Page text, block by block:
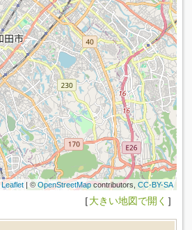
Leaflet| ©OpenStreetMapcontributors, CC-BY-SA
［大きい地図で開く ］